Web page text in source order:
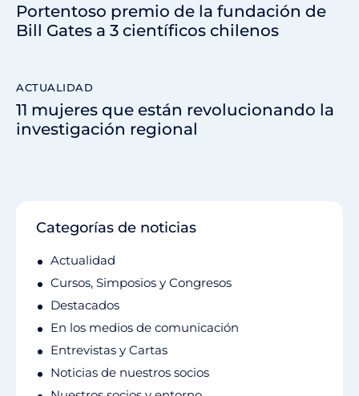
Portentoso premio de la fundación de
Bill Gates a 3 científicos chilenos
ACTUALIDAD
11 mujeres que están revolucionando la
investigación regional
Categorías de noticias
Actualidad
Cursos, Simposios y Congresos
Destacados
En los medios de comunicación
Entrevistas y Cartas
Noticias de nuestros socios